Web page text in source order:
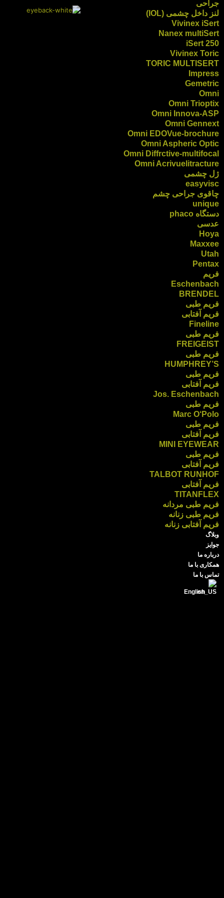
جراحی
لنز داخل چشمی (IOL)
Vivinex iSert
Nanex multiSert
iSert 250
Vivinex Toric
TORIC MULTISERT
Impress
Gemetric
Omni
Omni Trioptix
Omni Innova-ASP
Omni Gennext
Omni EDOVue-brochure
Omni Aspheric Optic
Omni Diffrctive-multifocal
Omni Acrivuelitracture
ژل چشمی
easyvisc
چاقوی جراحی چشم
unique
دستگاه phaco
عدسی
Hoya
Maxxee
Utah
Pentax
فریم
Eschenbach
BRENDEL
فریم طبی
فریم آفتابی
Fineline
فریم طبی
FREIGEIST
فریم طبی
HUMPHREY’S
فریم طبی
فریم آفتابی
Jos. Eschenbach
فریم طبی
Marc O‘Polo
فریم طبی
فریم آفتابی
MINI EYEWEAR
فریم طبی
فریم آفتابی
TALBOT RUNHOF
فریم آفتابی
TITANFLEX
فریم طبی مردانه
فریم طبی زنانه
فریم آفتابی زنانه
وبلاگ
جوایز
درباره ما
همکاری با ما
تماس با ما
English